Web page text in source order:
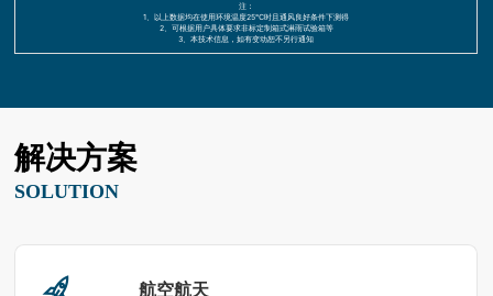
注：
1、以上数据均在使用环境温度25℃时且通风良好条件下测得
2、可根据用户具体要求非标定制箱式淋雨试验箱等
3、本技术信息，如有变动恕不另行通知
解决方案
SOLUTION
航空航天